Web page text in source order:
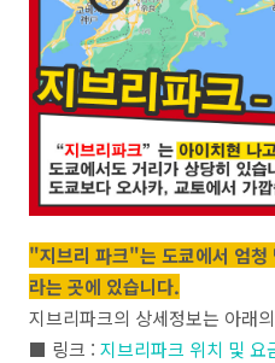
"지브리 파크"는 도쿄에서 엄청
라는 곳에 있습니다.
지브리파크의 상세정보는 아래
■ 링크 : 지브리파크 위치 및 요